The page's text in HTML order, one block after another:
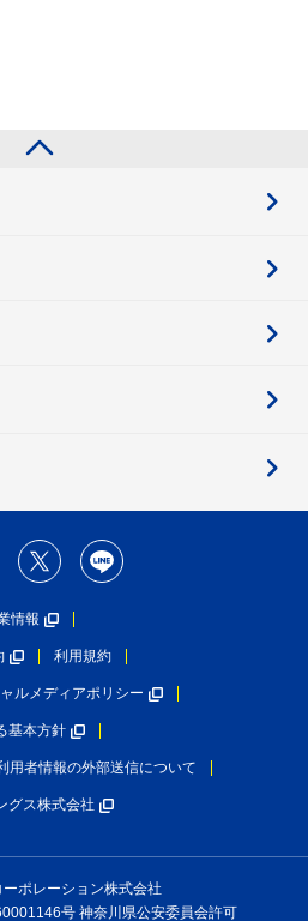
情報
利用規約
ルメディアポリシー
基本方針
用者情報の外部送信について
グス株式会社
ポレーション株式会社
号 神奈川県公安委員会許可